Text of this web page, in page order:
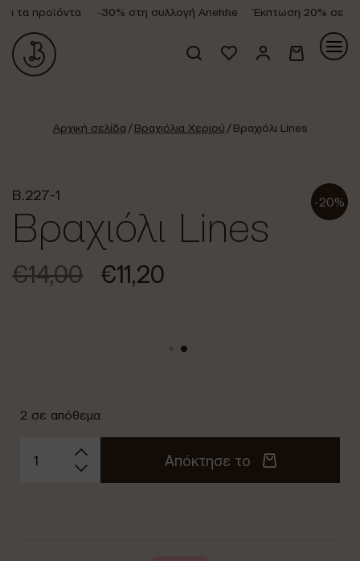
τα προϊόντα -30% στη συλλογή Anekke Έκπτωση 20% σε
Αρχική σελίδα/Βραχιόλια Χεριού / Βραχιόλι Lines
-20%
B.227-1
Βραχιόλι Lines
€14,00 €11,20
2 σε απόθεμα
Απόκτησε το